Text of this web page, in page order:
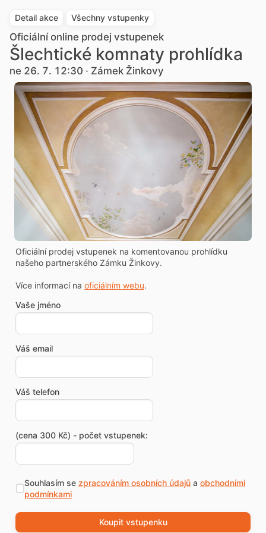
Detail akce Všechny vstupenky
Oficiální online prodej vstupenek
Šlechtické komnaty prohlídka
ne 26. 7. 12:30 · Zámek Žinkovy
Oficiální prodej vstupenek na komentovanou prohlídku
našeho partnerského Zámku Žinkovy.
Více informací na oficiálním webu.
Vaše jméno
Váš email
Váš telefon
(cena 300 Kč) - počet vstupenek:
Souhlasím se zpracováním osobních údajůa obchodními
podmínkami
Koupit vstupenku